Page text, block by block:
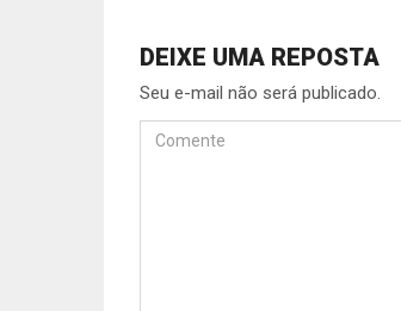
DEIXE UMA REPOSTA
Seu e-mail não será publicado.